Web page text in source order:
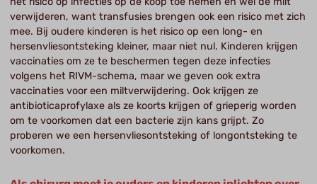
verwijderen, want transfusies brengen ook een risico met zich
mee. Bij oudere kinderen is het risico op een long- en
hersenvliesontsteking kleiner, maar niet nul. Kinderen krijgen
vaccinaties om ze te beschermen tegen deze infecties
volgens het RIVM-schema, maar we geven ook extra
vaccinaties voor een miltverwijdering. Ook krijgen ze
antibioticaprofylaxe als ze koorts krijgen of grieperig worden
om te voorkomen dat een bacterie zijn kans grijpt. Zo
proberen we een hersenvliesontsteking of longontsteking te
voorkomen.